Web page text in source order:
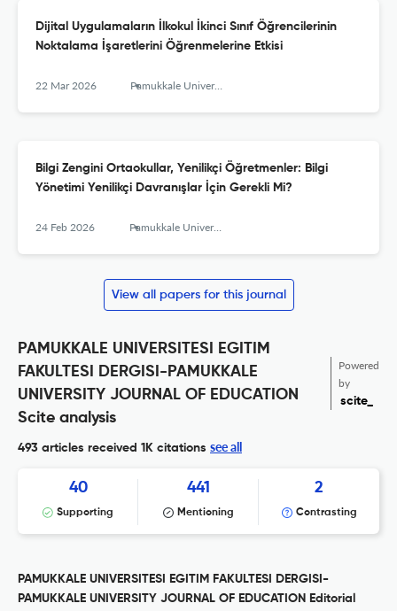
Dijital Uygulamaların İlkokul İkinci Sınıf Öğrencilerinin
Noktalama İşaretlerini Öğrenmelerine Etkisi
22 Mar 2026 Pamukkale University Journal of Education
Bilgi Zengini Ortaokullar, Yenilikçi Öğretmenler: Bilgi
Yönetimi Yenilikçi Davranışlar İçin Gerekli Mi?
24 Feb 2026 Pamukkale University Journal of Education
View all papers for this journal
PAMUKKALE UNIVERSITESI EGITIM
FAKULTESI DERGISI-PAMUKKALE
UNIVERSITY JOURNAL OF EDUCATION
Scite analysis
Powered
by
scite_
493 articles received 1K citations see all
40
Supporting
441
Mentioning
2
Contrasting
PAMUKKALE UNIVERSITESI EGITIM FAKULTESI DERGISI-
PAMUKKALE UNIVERSITY JOURNAL OF EDUCATION Editorial